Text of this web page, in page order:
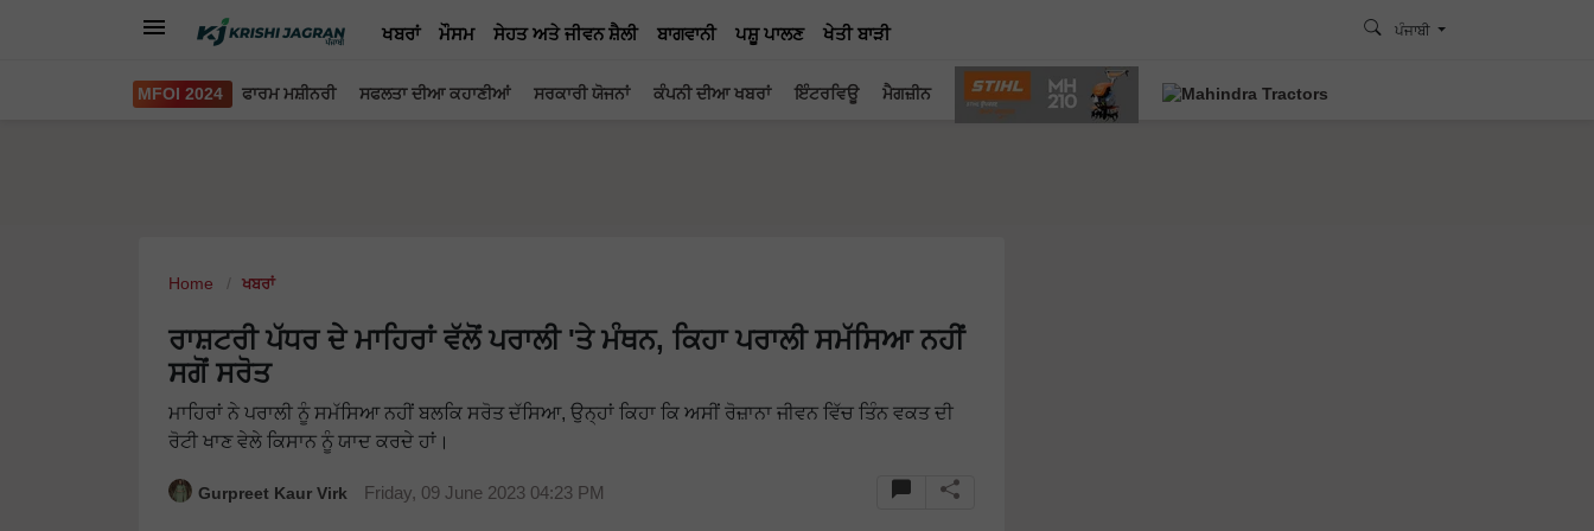
ਖਬਰਾਂ ਮੌਸਮ ਸੇਹਤ ਅਤੇ ਜੀਵਨ ਸ਼ੈਲੀ ਬਾਗਵਾਨੀ ਪਸ਼ੂ ਪਾਲਣ ਖੇਤੀ ਬਾੜੀ ਪੰਜਾਬੀ
MFOI 2024 ਫਾਰਮ ਮਸ਼ੀਨਰੀ ਸਫਲਤਾ ਦੀਆ ਕਹਾਣੀਆਂ ਸਰਕਾਰੀ ਯੋਜਨਾਂ ਕੰਪਨੀ ਦੀਆ ਖਬਰਾਂ ਇੰਟਰਵਿਊ ਮੈਗਜ਼ੀਨ
Home ਖਬਰਾਂ
ਰਾਸ਼ਟਰੀ ਪੱਧਰ ਦੇ ਮਾਹਿਰਾਂ ਵੱਲੋਂ ਪਰਾਲੀ 'ਤੇ ਮੰਥਨ, ਕਿਹਾ ਪਰਾਲੀ ਸਮੱਸਿਆ ਨਹੀਂ
ਸਗੋਂ ਸਰੋਤ
ਮਾਹਿਰਾਂ ਨੇ ਪਰਾਲੀ ਨੂੰ ਸਮੱਸਿਆ ਨਹੀਂ ਬਲਕਿ ਸਰੋਤ ਦੱਸਿਆ, ਉਨ੍ਹਾਂ ਕਿਹਾ ਕਿ ਅਸੀਂ ਰੋਜ਼ਾਨਾ ਜੀਵਨ ਵਿੱਚ ਤਿੰਨ ਵਕਤ ਦੀ
ਰੋਟੀ ਖਾਣ ਵੇਲੇ ਕਿਸਾਨ ਨੂੰ ਯਾਦ ਕਰਦੇ ਹਾਂ।
Gurpreet Kaur Virk Friday, 09 June 2023 04:23 PM